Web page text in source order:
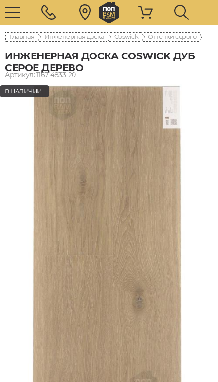
Главная Инженерная доска Coswick Оттенки серого
ИНЖЕНЕРНАЯ ДОСКА COSWICK ДУБ
СЕРОЕ ДЕРЕВО
Артикул: 1167-4833-20
В НАЛИЧИИ